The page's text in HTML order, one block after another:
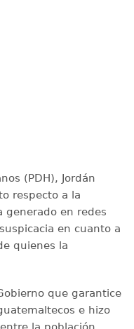
(PDH), Jordán
respecto a la
generado en redes
en cuanto a
quienes la
que garantice
e hizo